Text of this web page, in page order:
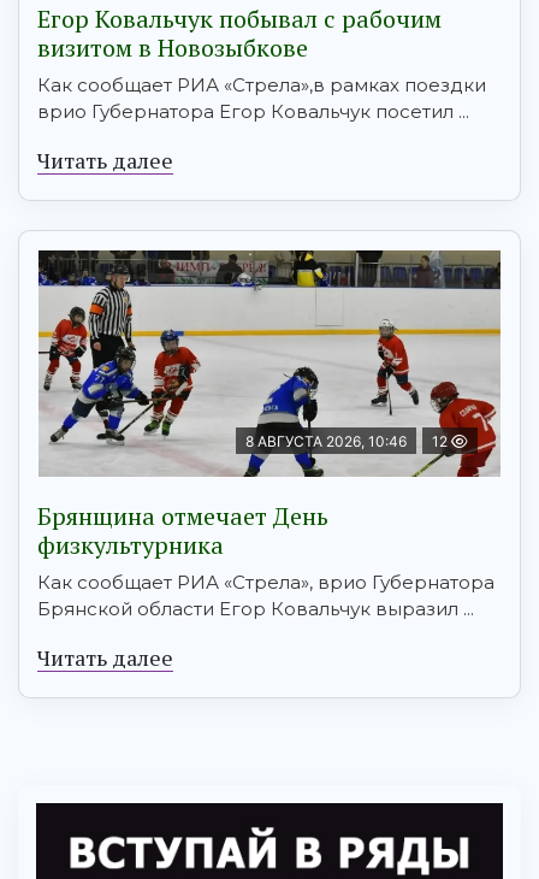
Егор Ковальчук побывал с рабочим
визитом в Новозыбкове
Как сообщает РИА «Стрела»,в рамках поездки
врио Губернатора Егор Ковальчук посетил ...
Читать далее
8 АВГУСТА 2026, 10:46 12
Брянщина отмечает День
физкультурника
Как сообщает РИА «Стрела», врио Губернатора
Брянской области Егор Ковальчук выразил ...
Читать далее